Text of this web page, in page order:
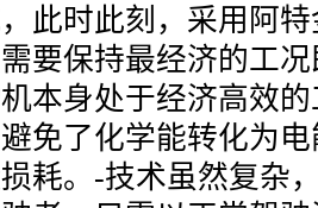
此时此刻，采用阿
要保持最经济的工
本身处于经济高效
免了化学能转化为
耗。-技术虽然复杂